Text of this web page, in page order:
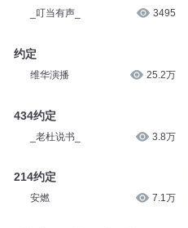
_叮当有声_ 3495
约定
维华演播 25.2万
434约定
_老杜说书_ 3.8万
214约定
安燃 7.1万